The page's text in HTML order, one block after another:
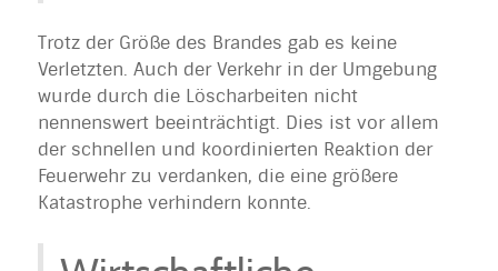
Trotz der Größe des Brandes gab es keine
Verletzten. Auch der Verkehr in der Umgebung
wurde durch die Löscharbeiten nicht
nennenswert beeinträchtigt. Dies ist vor allem
der schnellen und koordinierten Reaktion der
Feuerwehr zu verdanken, die eine größere
Katastrophe verhindern konnte.